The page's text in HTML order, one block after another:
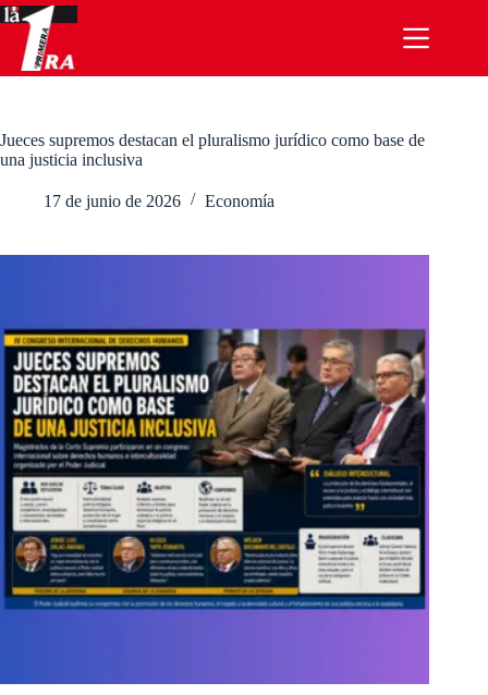
Saltar
al
contenido
Jueces supremos destacan el pluralismo jurídico como base de
una justicia inclusiva
17 de junio de 2026 Economía